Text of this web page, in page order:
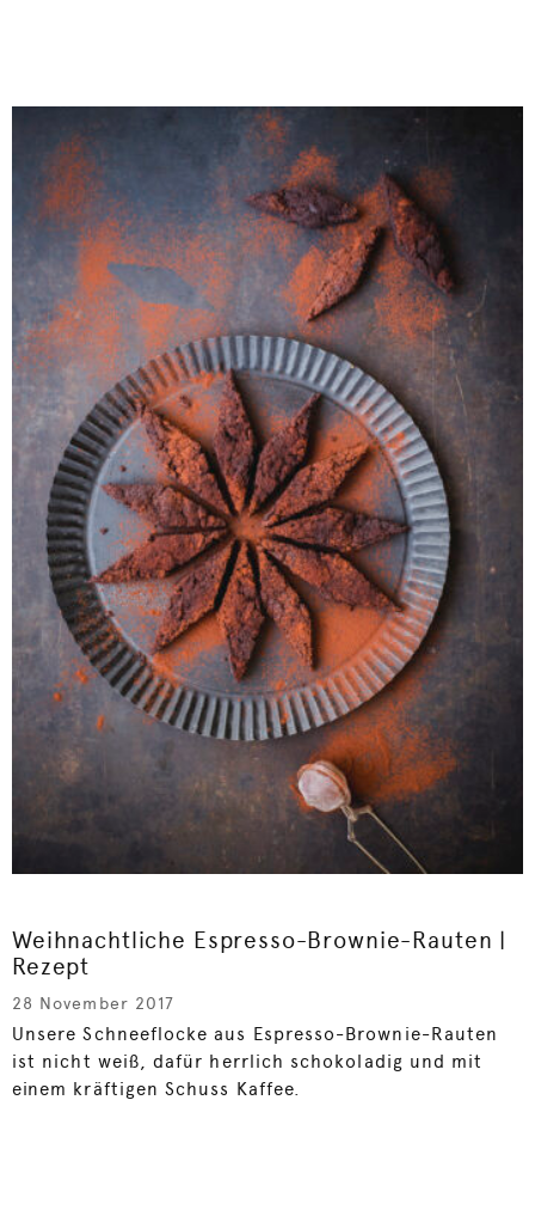
Weihnachtliche Espresso-Brownie-Rauten |
Rezept
28 November 2017
Unsere Schneeflocke aus Espresso-Brownie-Rauten
ist nicht weiß, dafür herrlich schokoladig und mit
einem kräftigen Schuss Kaffee.